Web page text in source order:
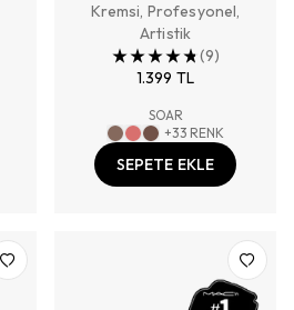
Kremsi, Profesyonel,
Artistik
(9)
1.399 TL
SOAR
+33 RENK
SEPETE EKLE